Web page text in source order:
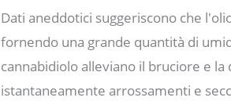
Dati aneddotici suggeriscono che
fornendo una grande quantità di
cannabidiolo alleviano il bruciore e la
istantaneamente arrossamenti e